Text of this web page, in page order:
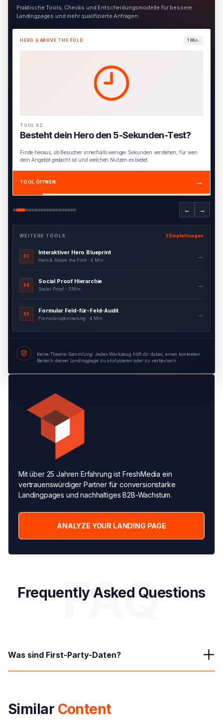
Praktische Tools, Checks und Entscheidungsmodelle für bessere
Landingpages und mehr qualifizierte Anfragen.
HERO & ABOVE THE FOLD 1 Min.
TOOL 02
Besteht dein Hero den 5-Sekunden-Test?
Finde heraus, ob Besucher innerhalb weniger Sekunden verstehen, für wen
dein Angebot gedacht ist und welchen Nutzen es bietet.
TOOL ÖFFNEN →
← →
WEITERE TOOLS 3 Empfehlungen
03
Interaktiver Hero Blueprint
Hero & Above the Fold · 4 Min.
→
04
Social Proof Hierarchie
Social Proof · 3 Min.
→
05
Formular Feld-für-Feld-Audit
Formularoptimierung · 4 Min.
→
Keine Theorie-Sammlung: Jedes Werkzeug hilft dir dabei, einen konkreten
Bereich deiner Landingpage zu analysieren oder zu verbessern.
Mit über 25 Jahren Erfahrung ist FreshMedia ein
vertrauenswürdiger Partner für conversionstarke
Landingpages und nachhaltiges B2B-Wachstum.
ANALYZE YOUR LANDING PAGE
Frequently Asked Questions
FAQ
Was sind First-Party-Daten?
zuverlässiger und datenschutzfreundlicher.
Similar Content